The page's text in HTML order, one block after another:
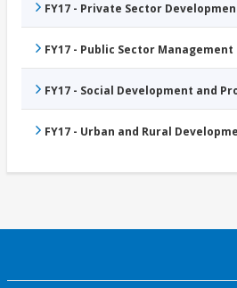
FY17 - Private Sector
FY17 - Public Sector Management
FY17 - Social Development and
FY17 - Urban and Rural